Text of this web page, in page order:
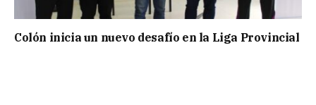
Colón inicia un nuevo desafío en la Liga Provincial